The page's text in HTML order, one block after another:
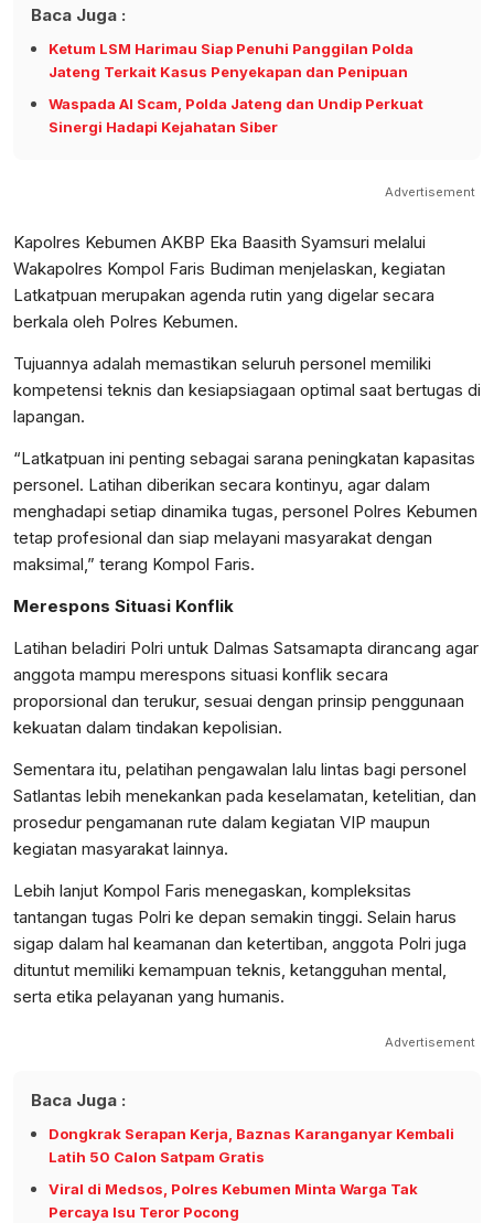
Baca Juga :
Ketum LSM Harimau Siap Penuhi Panggilan Polda
Jateng Terkait Kasus Penyekapan dan Penipuan
Waspada AI Scam, Polda Jateng dan Undip Perkuat
Sinergi Hadapi Kejahatan Siber
Advertisement
Kapolres Kebumen AKBP Eka Baasith Syamsuri melalui
Wakapolres Kompol Faris Budiman menjelaskan, kegiatan
Latkatpuan merupakan agenda rutin yang digelar secara
berkala oleh Polres Kebumen.
Tujuannya adalah memastikan seluruh personel memiliki
kompetensi teknis dan kesiapsiagaan optimal saat bertugas di
lapangan.
“Latkatpuan ini penting sebagai sarana peningkatan kapasitas
personel. Latihan diberikan secara kontinyu, agar dalam
menghadapi setiap dinamika tugas, personel Polres Kebumen
tetap profesional dan siap melayani masyarakat dengan
maksimal,” terang Kompol Faris.
Merespons Situasi Konflik
Latihan beladiri Polri untuk Dalmas Satsamapta dirancang agar
anggota mampu merespons situasi konflik secara
proporsional dan terukur, sesuai dengan prinsip penggunaan
kekuatan dalam tindakan kepolisian.
Sementara itu, pelatihan pengawalan lalu lintas bagi personel
Satlantas lebih menekankan pada keselamatan, ketelitian, dan
prosedur pengamanan rute dalam kegiatan VIP maupun
kegiatan masyarakat lainnya.
Lebih lanjut Kompol Faris menegaskan, kompleksitas
tantangan tugas Polri ke depan semakin tinggi. Selain harus
sigap dalam hal keamanan dan ketertiban, anggota Polri juga
dituntut memiliki kemampuan teknis, ketangguhan mental,
serta etika pelayanan yang humanis.
Advertisement
Baca Juga :
Dongkrak Serapan Kerja, Baznas Karanganyar Kembali
Latih 50 Calon Satpam Gratis
Viral di Medsos, Polres Kebumen Minta Warga Tak
Percaya Isu Teror Pocong